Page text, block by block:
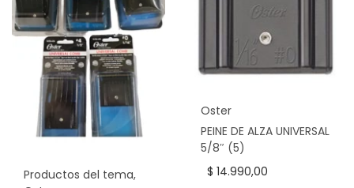
Productos del tema,
Oster
PEINE DE ALZA UNIVERSAL
5/8″ (5)
$ 14.990,00